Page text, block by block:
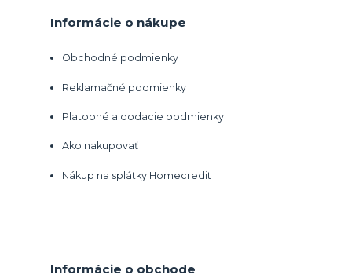
Informácie o nákupe
Obchodné podmienky
Reklamačné podmienky
Platobné a dodacie podmienky
Ako nakupovať
Nákup na splátky Homecredit
Informácie o obchode